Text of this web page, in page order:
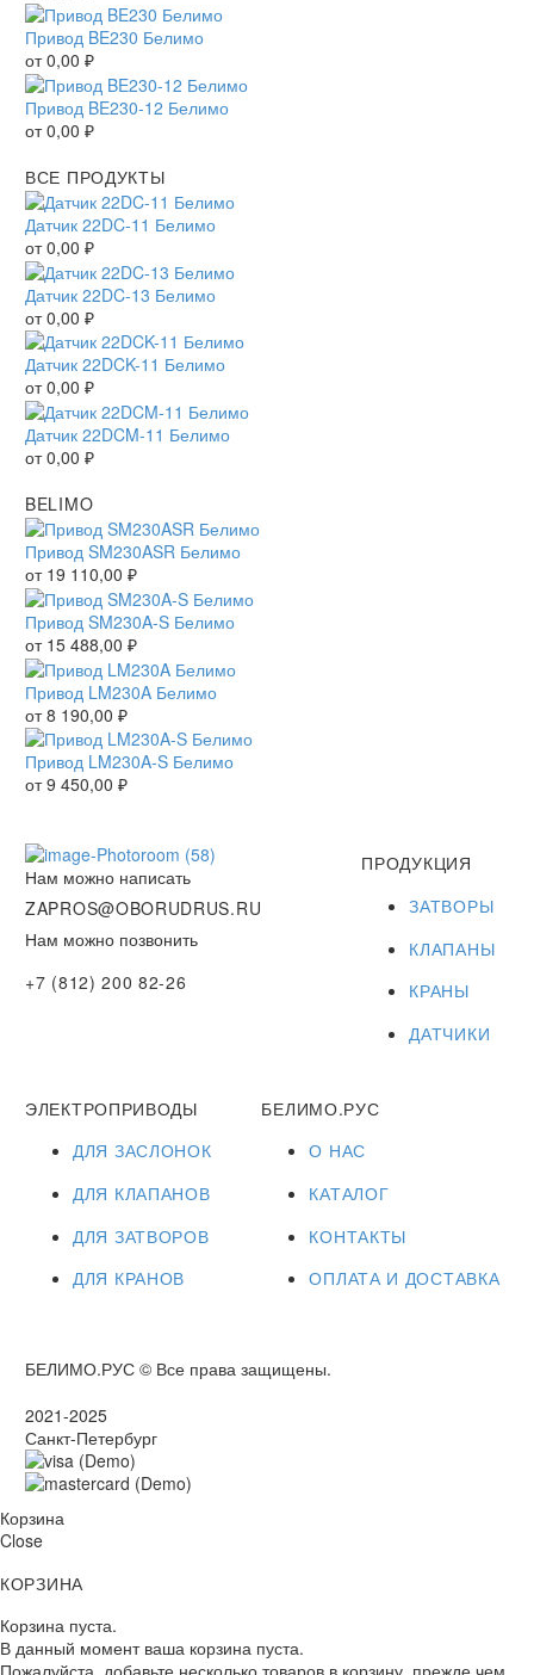
Привод BE230 Белимо
от0,00 ₽
Привод BE230-12 Белимо
от0,00 ₽
ВСЕ ПРОДУКТЫ
Датчик 22DC-11 Белимо
от0,00 ₽
Датчик 22DC-13 Белимо
от0,00 ₽
Датчик 22DCK-11 Белимо
от0,00 ₽
Датчик 22DCM-11 Белимо
от0,00 ₽
BELIMO
Привод SM230ASR Белимо
от 19 110,00 ₽
Привод SM230A-S Белимо
от 15 488,00 ₽
Привод LM230A Белимо
от8 190,00 ₽
Привод LM230A-S Белимо
от9 450,00 ₽
Нам можно написать
ZAPROS@OBORUDRUS.RU
Нам можно позвонить
+7 (812) 200 82-26
ПРОДУКЦИЯ
ЗАТВОРЫ
КЛАПАНЫ
КРАНЫ
ДАТЧИКИ
ЭЛЕКТРОПРИВОДЫ
ДЛЯ ЗАСЛОНОК
ДЛЯ КЛАПАНОВ
ДЛЯ ЗАТВОРОВ
ДЛЯ КРАНОВ
БЕЛИМО.РУС
О НАС
КАТАЛОГ
КОНТАКТЫ
ОПЛАТА И ДОСТАВКА
БЕЛИМО.РУС © Все права защищены.
2021-2025
Санкт-Петербург
Корзина
Close
КОРЗИНА
Корзина пуста.
В данный момент ваша корзина пуста.